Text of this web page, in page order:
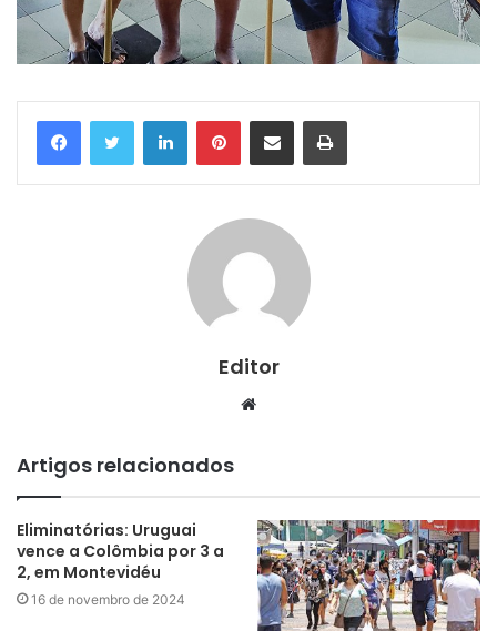
LinkedinPinterestCompartilhar via e-mail Imprimir
Editor
Website
Artigos relacionados
Eliminatórias: Uruguai
vence a Colômbia por 3 a
2, em Montevidéu
16 de novembro de 2024